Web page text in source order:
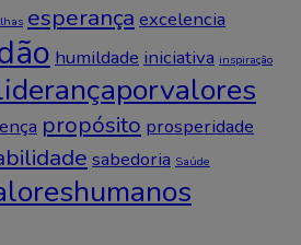
esperança excelencia
humildade iniciativa inspiração
propósito prosperidade
sabedoria Saúde